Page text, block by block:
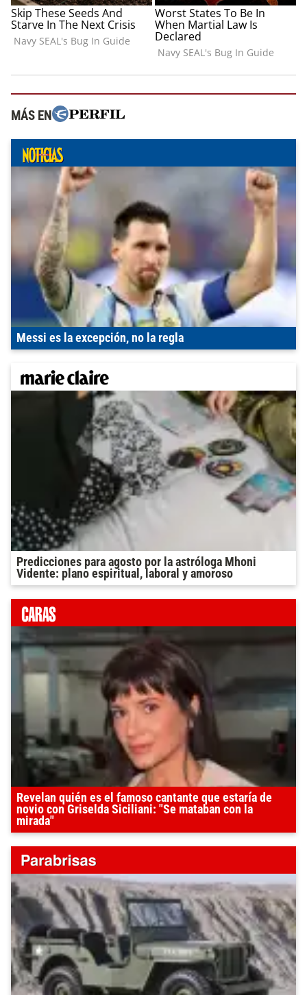
MÁS EN
Messi es la excepción, no la regla
Predicciones para agosto por la astróloga Mhoni
Vidente: plano espiritual, laboral y amoroso
Revelan quién es el famoso cantante que estaría de
novio con Griselda Siciliani: "Se mataban con la
mirada"